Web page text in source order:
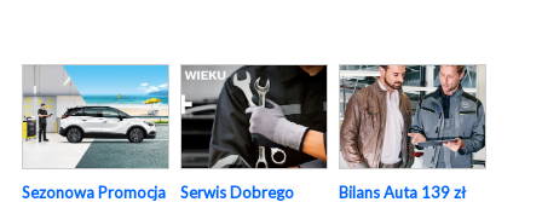
Sezonowa Promocja Serwis Dobrego Bilans Auta 139 zł